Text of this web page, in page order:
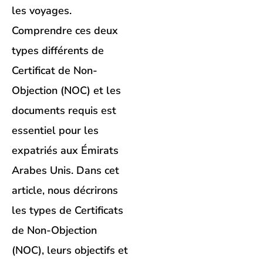
les voyages.
Comprendre ces deux
types différents de
Certificat de Non-
Objection (NOC) et les
documents requis est
essentiel pour les
expatriés aux Émirats
Arabes Unis. Dans cet
article, nous décrirons
les types de Certificats
de Non-Objection
(NOC), leurs objectifs et